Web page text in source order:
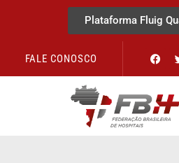
Plataforma Fluig
FALE CONOSCO